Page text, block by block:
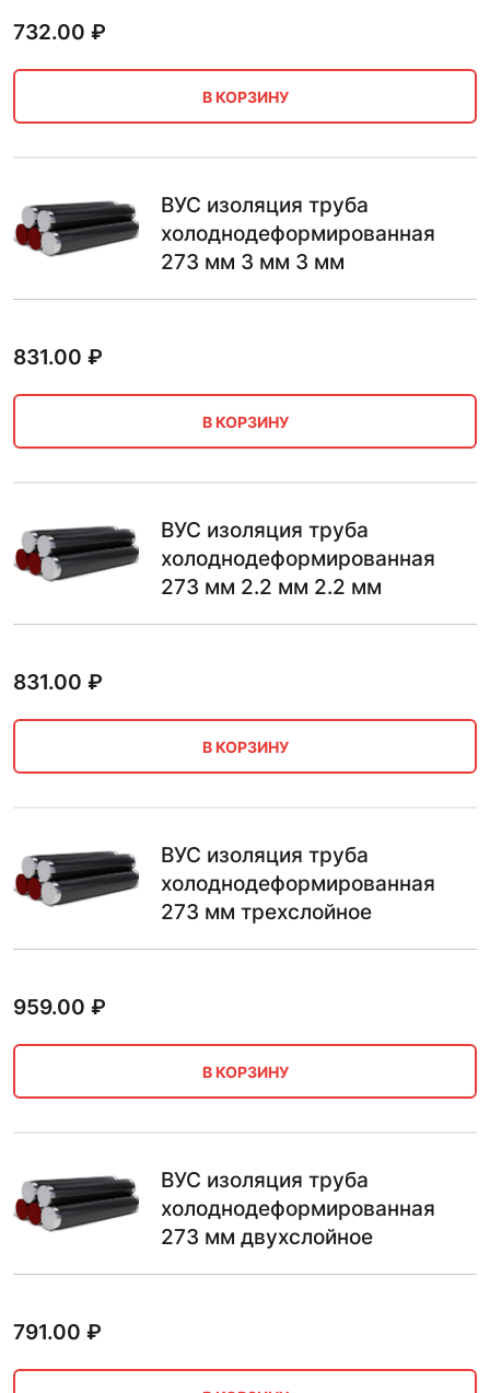
732.00 ₽
В КОРЗИНУ
ВУС изоляция труба
холоднодеформированная
273 мм 3 мм 3 мм
831.00 ₽
В КОРЗИНУ
ВУС изоляция труба
холоднодеформированная
273 мм 2.2 мм 2.2 мм
831.00 ₽
В КОРЗИНУ
ВУС изоляция труба
холоднодеформированная
273 мм трехслойное
959.00 ₽
В КОРЗИНУ
ВУС изоляция труба
холоднодеформированная
273 мм двухслойное
791.00 ₽